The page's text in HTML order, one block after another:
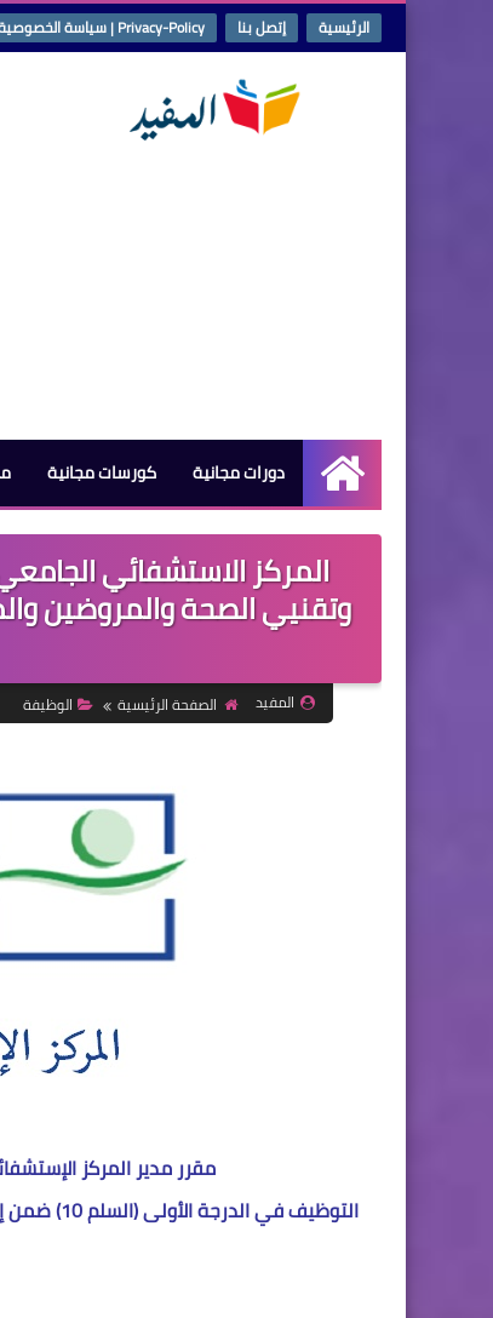
الرئيسية إتصل بنا Privacy-Policy | سياسة الخصوصية
الرئيسية
دورات مجانية كورسات مجانية
المركز الاستشفائي
المفيد الصفحة الرئيسية الوظيفة
مقرر مدير المركز
التوظيف